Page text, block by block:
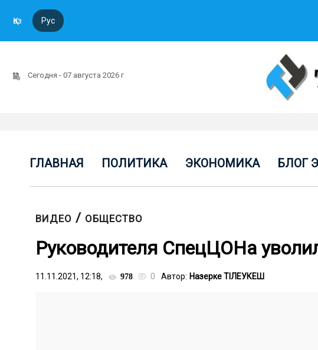
Қаз Рус
Сегодня - 07 августа 2026 г
ГЛАВНАЯ ПОЛИТИКА ЭКОНОМИКА БЛОГ
ВИДЕО / ОБЩЕСТВО
Руководителя СпецЦОНа
11.11.2021, 12:18, 978 0 Автор: Назерке ТIЛЕУКЕШ